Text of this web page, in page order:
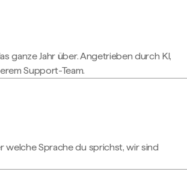
ganze Jahr über. Angetrieben durch KI,
Support-Team.
welche Sprache du sprichst, wir sind